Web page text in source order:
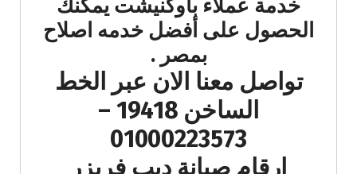
خدمة عملاء باوكنيشت يمكنك
الحصول على أفضل خدمه اصلاح
بمصر .
تواصل معنا الان عبر الخط
الساخن 19418 –
01000223573
ارقام صيانة ديب فريزر